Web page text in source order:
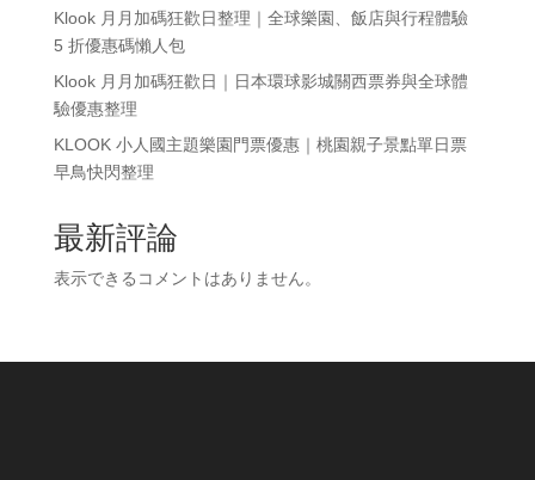
Klook 月月加碼狂歡日整理｜全球樂園、飯店與行程體驗
5 折優惠碼懶人包
Klook 月月加碼狂歡日｜日本環球影城關西票券與全球體
驗優惠整理
KLOOK 小人國主題樂園門票優惠｜桃園親子景點單日票
早鳥快閃整理
最新評論
表示できるコメントはありません。